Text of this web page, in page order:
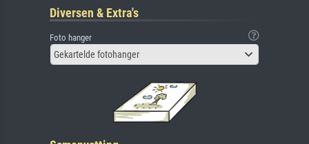
Diversen & Extra's
Foto hanger
Gekartelde fotohanger